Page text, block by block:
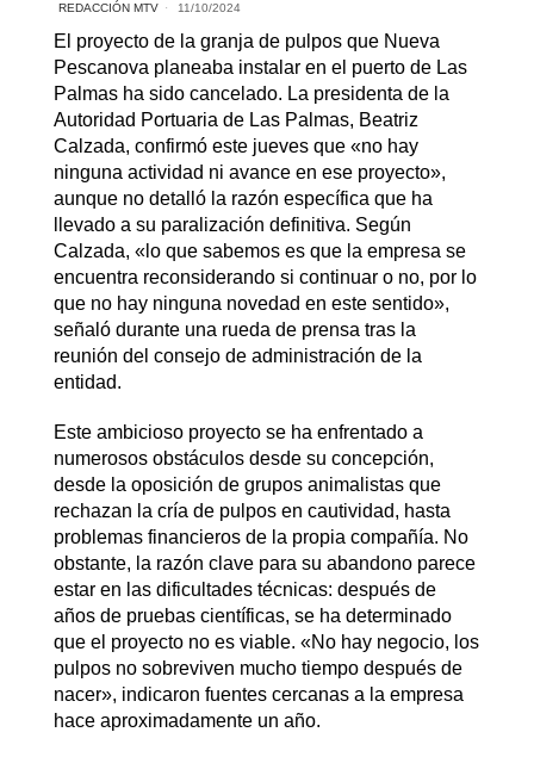
REDACCIÓN MTV 11/10/2024
El proyecto de la granja de pulpos que Nueva
Pescanova planeaba instalar en el puerto de Las
Palmas ha sido cancelado. La presidenta de la
Autoridad Portuaria de Las Palmas, Beatriz
Calzada, confirmó este jueves que «no hay
ninguna actividad ni avance en ese proyecto»,
aunque no detalló la razón específica que ha
llevado a su paralización definitiva. Según
Calzada, «lo que sabemos es que la empresa se
encuentra reconsiderando si continuar o no, por lo
que no hay ninguna novedad en este sentido»,
señaló durante una rueda de prensa tras la
reunión del consejo de administración de la
entidad.
Este ambicioso proyecto se ha enfrentado a
numerosos obstáculos desde su concepción,
desde la oposición de grupos animalistas que
rechazan la cría de pulpos en cautividad, hasta
problemas financieros de la propia compañía. No
obstante, la razón clave para su abandono parece
estar en las dificultades técnicas: después de
años de pruebas científicas, se ha determinado
que el proyecto no es viable. «No hay negocio, los
pulpos no sobreviven mucho tiempo después de
nacer», indicaron fuentes cercanas a la empresa
hace aproximadamente un año.